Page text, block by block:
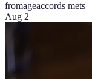
fromageaccords mets
Aug 2